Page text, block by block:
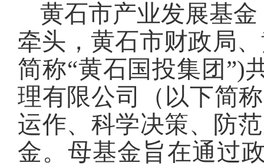
黄石市产业发展基
牵头，黄石市财政局
简称“黄石国投集团”)
理有限公司（以下简
运作、科学决策、防
金。母基金旨在通过